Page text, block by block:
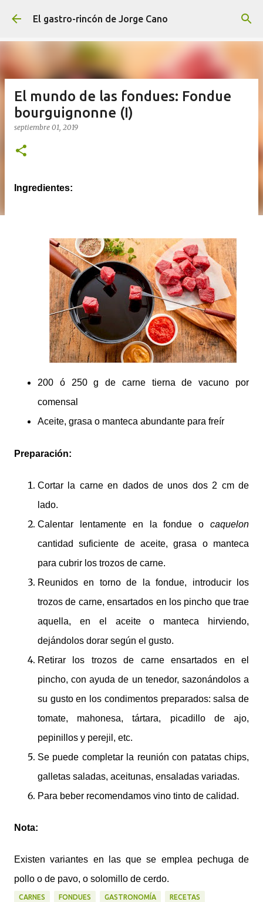
Ir al contenido principal
El gastro-rincón de Jorge Cano
El mundo de las fondues: Fondue
bourguignonne (I)
septiembre 01, 2019
Ingredientes:
200 ó 250 g de carne tierna de vacuno por
comensal
Aceite, grasa o manteca abundante para freír
Preparación:
Cortar la carne en dados de unos dos 2 cm de
lado.
Calentar lentamente en la fondue o caquelon
cantidad suficiente de aceite, grasa o manteca
para cubrir los trozos de carne.
Reunidos en torno de la fondue, introducir los
trozos de carne, ensartados en los pincho que trae
aquella, en el aceite o manteca hirviendo,
dejándolos dorar según el gusto.
Retirar los trozos de carne ensartados en el
pincho, con ayuda de un tenedor, sazonándolos a
su gusto en los condimentos preparados: salsa de
tomate, mahonesa, tártara, picadillo de ajo,
pepinillos y perejil, etc.
Se puede completar la reunión con patatas chips,
galletas saladas, aceitunas, ensaladas variadas.
Para beber recomendamos vino tinto de calidad.
Nota:
Existen variantes en las que se emplea pechuga de
pollo o de pavo, o solomillo de cerdo.
CARNES FONDUES GASTRONOMÍA RECETAS